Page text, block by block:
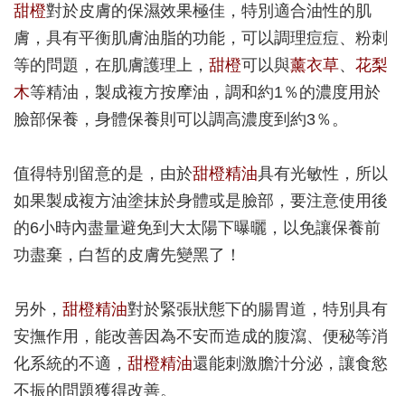
甜橙對於皮膚的保濕效果極佳，特別適合油性的肌
膚，具有平衡肌膚油脂的功能，可以調理痘痘、粉刺
等的問題，在肌膚護理上， 甜橙可以與薰衣草、 花梨
木等精油，製成複方按摩油，調和約1％的濃度用於
臉部保養，身體保養則可以調高濃度到約3％。
值得特別留意的是，由於甜橙精油具有光敏性，所以
如果製成複方油塗抹於身體或是臉部，要注意使用後
的6小時內盡量避免到大太陽下曝曬，以免讓保養前
功盡棄，白皙的皮膚先變黑了！
另外， 甜橙精油對於緊張狀態下的腸胃道，特別具有
安撫作用，能改善因為不安而造成的腹瀉、便秘等消
化系統的不適， 甜橙精油還能刺激膽汁分泌，讓食慾
不振的問題獲得改善。